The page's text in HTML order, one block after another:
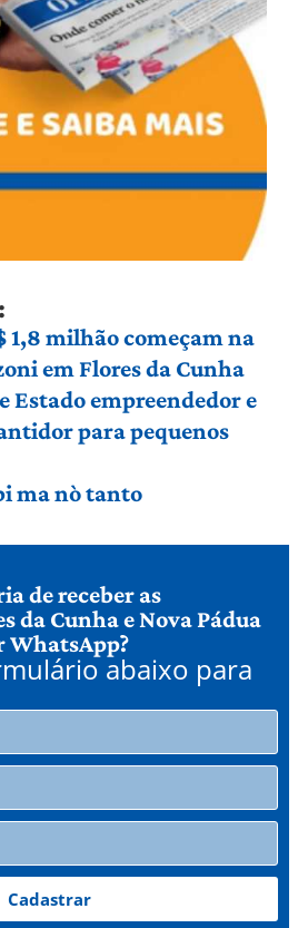
1,8 milhão começam na
em Flores da Cunha
Estado empreendedor e
para pequenos
ma nò tanto
de receber as
da Cunha e Nova Pádua
WhatsApp?
abaixo para
Cadastrar